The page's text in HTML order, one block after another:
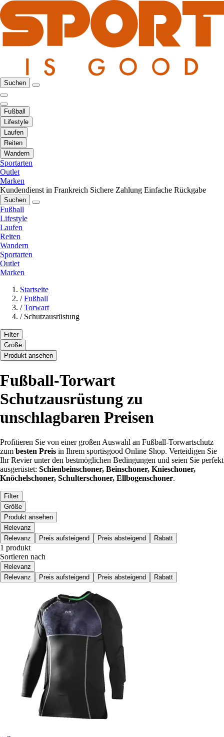
Suchen
Fußball
Lifestyle
Laufen
Reiten
Wandern
Sportarten
Outlet
Marken
Kundendienst in Frankreich Sichere Zahlung Einfache Rückgabe
Suchen
Fußball
Lifestyle
Laufen
Reiten
Wandern
Sportarten
Outlet
Marken
Startseite
/ Fußball
/ Torwart
/ Schutzausrüstung
Filter
Größe
Produkt ansehen
Fußball-Torwart
Schutzausrüstung zu
unschlagbaren Preisen
Profitieren Sie von einer großen Auswahl an Fußball-Torwartschutz
zum besten Preis in Ihrem sportisgood Online Shop. Verteidigen Sie
Ihr Revier unter den bestmöglichen Bedingungen und seien Sie perfekt
ausgerüstet: Schienbeinschoner, Beinschoner, Knieschoner,
Knöchelschoner, Schulterschoner, Ellbogenschoner.
Filter
Größe
Produkt ansehen
Relevanz
Relevanz
Preis aufsteigend Preis absteigend Rabatt
1 produkt
Sortieren nach
Relevanz
Relevanz
Preis aufsteigend Preis absteigend Rabatt